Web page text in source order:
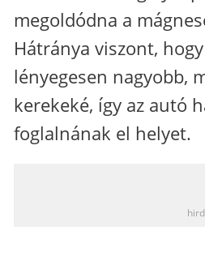
megoldódna a
Hátránya viszont,
lényegesen nagyobb,
kerekeké, így az autó
foglalnának el helyet.